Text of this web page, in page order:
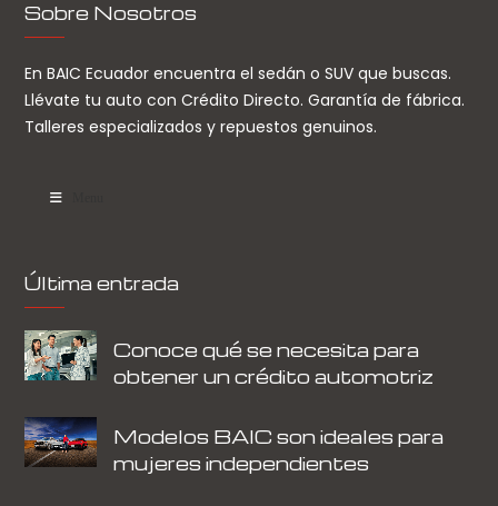
Sobre Nosotros
En BAIC Ecuador encuentra el sedán o SUV que buscas.
Llévate tu auto con Crédito Directo. Garantía de fábrica.
Talleres especializados y repuestos genuinos.
Última entrada
Conoce qué se necesita para
obtener un crédito automotriz
Modelos BAIC son ideales para
mujeres independientes